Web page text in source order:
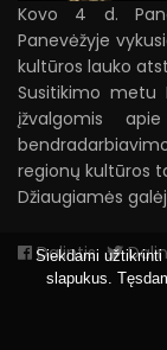
Siekdami užtikrinti
slapukus.
Kovo 4 d.
Panevėžyje
kultūros lauko
Susitikimo metu
įžvalgomis
regionų kultūros
Džiaugiamės
Dalintis